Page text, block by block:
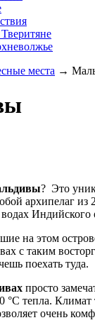
места →
? Это
архипелаг из
Индийского
на этом
с таким
поехать туда.
просто
тепла. Климат
очень